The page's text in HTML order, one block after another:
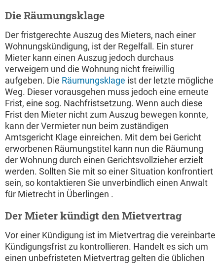
Die Räumungsklage
Der fristgerechte Auszug des Mieters, nach einer
Wohnungskündigung, ist der Regelfall. Ein sturer
Mieter kann einen Auszug jedoch durchaus
verweigern und die Wohnung nicht freiwillig
aufgeben. Die Räumungsklage ist der letzte mögliche
Weg. Dieser vorausgehen muss jedoch eine erneute
Frist, eine sog. Nachfristsetzung. Wenn auch diese
Frist den Mieter nicht zum Auszug bewegen konnte,
kann der Vermieter nun beim zuständigen
Amtsgericht Klage einreichen. Mit dem bei Gericht
erworbenen Räumungstitel kann nun die Räumung
der Wohnung durch einen Gerichtsvollzieher erzielt
werden. Sollten Sie mit so einer Situation konfrontiert
sein, so kontaktieren Sie unverbindlich einen Anwalt
für Mietrecht in Überlingen .
Der Mieter kündigt den Mietvertrag
Vor einer Kündigung ist im Mietvertrag die vereinbarte
Kündigungsfrist zu kontrollieren. Handelt es sich um
einen unbefristeten Mietvertrag gelten die üblichen